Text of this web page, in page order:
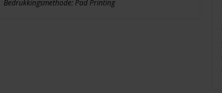
Bedrukkingsmethode: Pad Printing